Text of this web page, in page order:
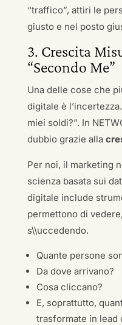
“traffico”, attiri le
giusto e nel posto
3. Crescita
“Secondo Me”
Una delle cose che
digitale è
miei soldi?”. In
dubbio grazie alla
Per noi, il marketing
scienza basata sui
digitale include
permettono di
s\\uccedendo.
Quante persone
Da dove arrivano?
Cosa cliccano?
E, soprattutto,
trasformate in lead